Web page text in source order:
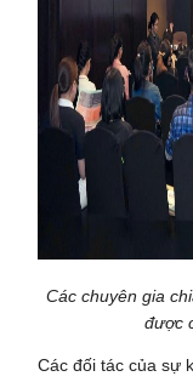
Các chuyên gia
được
Các đối tác của sự